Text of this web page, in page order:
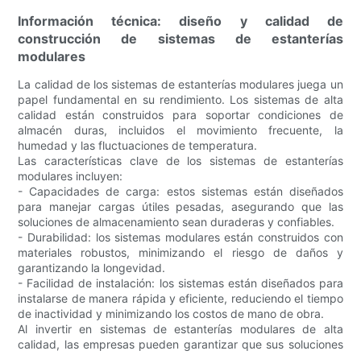
Información técnica: diseño y calidad de
construcción de sistemas de estanterías
modulares
La calidad de los sistemas de estanterías modulares juega un
papel fundamental en su rendimiento. Los sistemas de alta
calidad están construidos para soportar condiciones de
almacén duras, incluidos el movimiento frecuente, la
humedad y las fluctuaciones de temperatura.
Las características clave de los sistemas de estanterías
modulares incluyen:
- Capacidades de carga: estos sistemas están diseñados
para manejar cargas útiles pesadas, asegurando que las
soluciones de almacenamiento sean duraderas y confiables.
- Durabilidad: los sistemas modulares están construidos con
materiales robustos, minimizando el riesgo de daños y
garantizando la longevidad.
- Facilidad de instalación: los sistemas están diseñados para
instalarse de manera rápida y eficiente, reduciendo el tiempo
de inactividad y minimizando los costos de mano de obra.
Al invertir en sistemas de estanterías modulares de alta
calidad, las empresas pueden garantizar que sus soluciones